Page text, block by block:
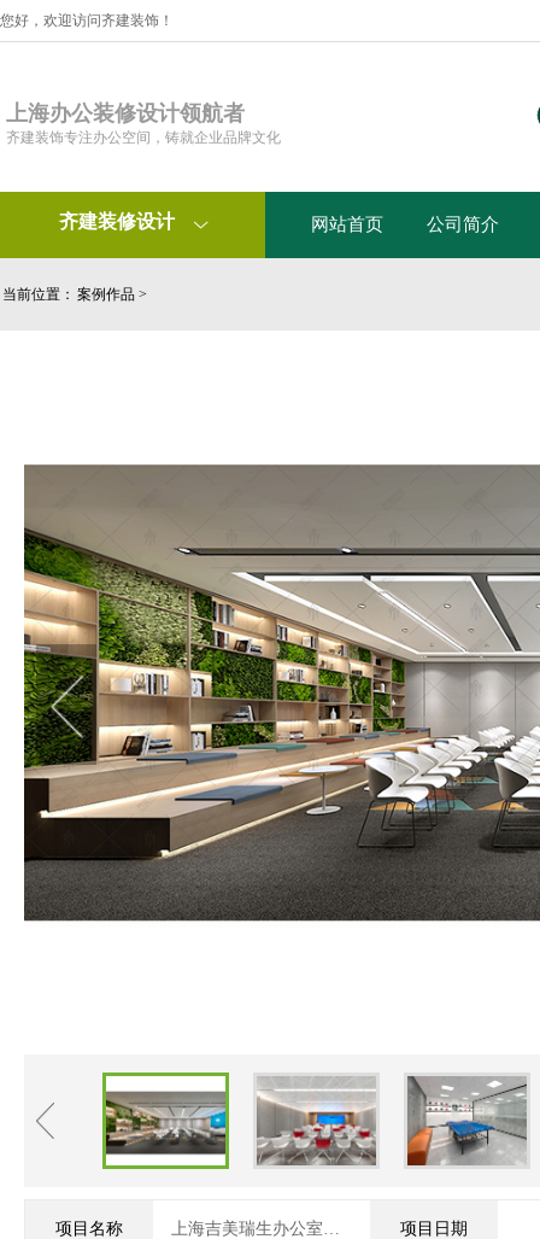
您好，欢迎访问齐建装饰！
上海办公装修设计领航者
齐建装饰专注办公空间，铸就企业品牌文化
齐建装修设计  网站首页 公司简介
当前位置： 案例作品 >
项目名称 上海吉美瑞生办公室装修 项目日期